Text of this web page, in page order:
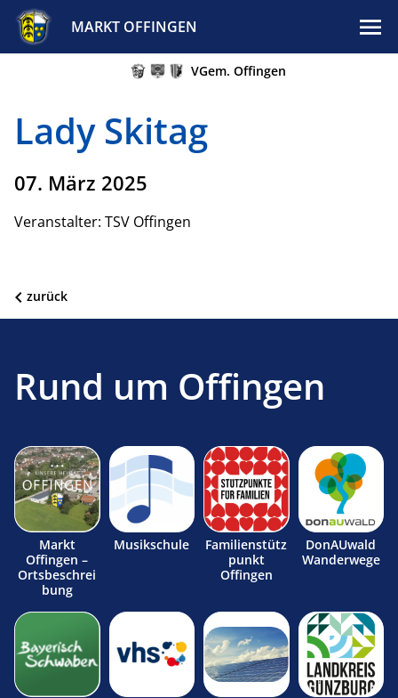
MARKT OFFINGEN
VGem. Offingen
Lady Skitag
07. März 2025
Veranstalter: TSV Offingen
zurück
Rund um Offingen
Markt
Offingen –
Ortsbeschrei
bung
Musikschule
Familienstütz
punkt
Offingen
DonAUwald
Wanderwege